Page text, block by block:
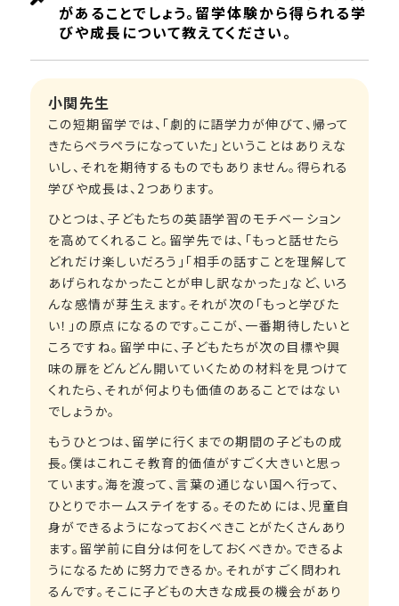
があることでしょう。留学体験から得られる学
びや成長について教えてください。
小関先生
この短期留学では、「劇的に語学力が伸びて、帰って
きたらペラペラになっていた」ということはありえな
いし、それを期待するものでもありません。得られる
学びや成長は、2つあります。
ひとつは、子どもたちの英語学習のモチベーション
を高めてくれること。留学先では、「もっと話せたら
どれだけ楽しいだろう」「相手の話すことを理解して
あげられなかったことが申し訳なかった」など、いろ
んな感情が芽生えます。それが次の「もっと学びた
い！」の原点になるのです。ここが、一番期待したいと
ころですね。留学中に、子どもたちが次の目標や興
味の扉をどんどん開いていくための材料を見つけて
くれたら、それが何よりも価値のあることではない
でしょうか。
もうひとつは、留学に行くまでの期間の子どもの成
長。僕はこれこそ教育的価値がすごく大きいと思っ
ています。海を渡って、言葉の通じない国へ行って、
ひとりでホームステイをする。そのためには、児童自
身ができるようになっておくべきことがたくさんあり
ます。留学前に自分は何をしておくべきか。できるよ
うになるために努力できるか。それがすごく問われ
るんです。そこに子どもの大きな成長の機会があり